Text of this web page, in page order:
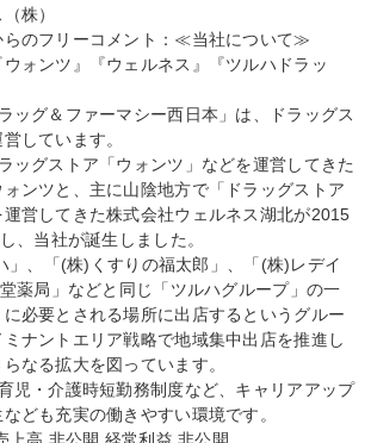
株）
らのフリーコメント：≪当社について≫
ォンツ』『ウェルネス』『ツルハドラッ
ッグ＆ファーマシー西日本」は、ドラッグス
しています。
ッグストア「ウォンツ」などを運営してきた
ンツと、主に山陰地方で「ドラッグストア
営してきた株式会社ウェルネス湖北が2015
、当社が誕生しました。
」、「(株)くすりの福太郎」、「(株)レデイ
薬局」などと同じ「ツルハグループ」の一
必要とされる場所に出店するというグルー
ナントエリア戦略で地域集中出店を推進し
なる拡大を図っています。
児・介護時短勤務制度など、キャリアアップ
ども充実の働きやすい環境です。